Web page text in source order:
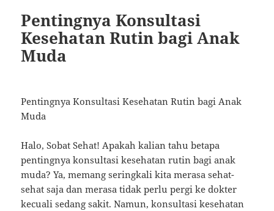
Pentingnya Konsultasi
Kesehatan Rutin bagi Anak
Muda
Pentingnya Konsultasi Kesehatan Rutin bagi Anak
Muda
Halo, Sobat Sehat! Apakah kalian tahu betapa
pentingnya konsultasi kesehatan rutin bagi anak
muda? Ya, memang seringkali kita merasa sehat-
sehat saja dan merasa tidak perlu pergi ke dokter
kecuali sedang sakit. Namun, konsultasi kesehatan